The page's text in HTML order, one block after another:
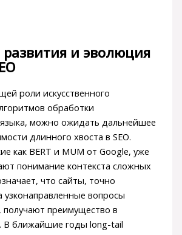
и эволюция
роли искусственного
обработки
языка, можно ожидать дальнейшее
длинного хвоста в SEO.
как BERT и MUM от Google, уже
понимание контекста сложных
что сайты, точно
вопросы
получают преимущество в
В ближайшие годы long-tail